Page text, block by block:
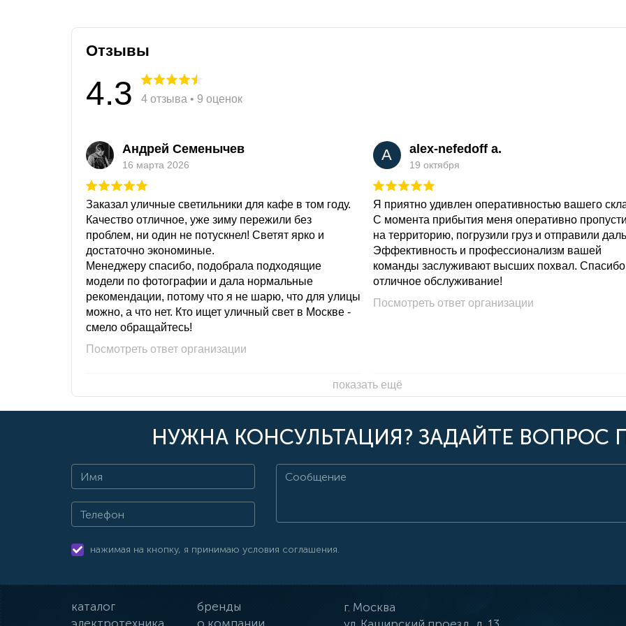
Отзывы
4.3 4 отзыва • 9 оценок
Андрей Семенычев
16 марта 2026
Заказал уличные светильники для кафе в том году.
Качество отличное, уже зиму пережили без
проблем, ни один не потускнел! Светят ярко и
достаточно экономиные.
Менеджеру спасибо, подобрала подходящие
модели по фотографии и дала нормальные
рекомендации, потому что я не шарю, что для улицы
можно, а что нет. Кто ищет уличный свет в Москве -
смело обращайтесь!
Посмотреть ответ организации
A alex-nefedoff a.
19 октября
Я приятно удивлен оперативностью вашего
С момента прибытия меня оперативно
на территорию, погрузили груз и отправили
Эффективность и профессионализм вашей
команды заслуживают высших похвал. Спасибо
отличное обслуживание!
Посмотреть ответ организации
показать ещё
НУЖНА КОНСУЛЬТАЦИЯ? ЗАДАЙТЕ ВОПРОС
нажимая на кнопку, я принимаю условия соглашения.
каталог
бренды
электротехника
о компании
г. Москва